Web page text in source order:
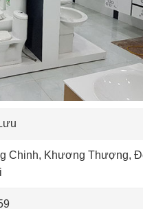
Chinh, Khương Thượng,